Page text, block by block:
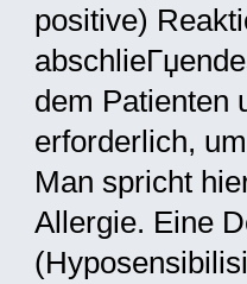
positive)
dem Patienten
erforderlich,
Man spricht
Allergie. Eine